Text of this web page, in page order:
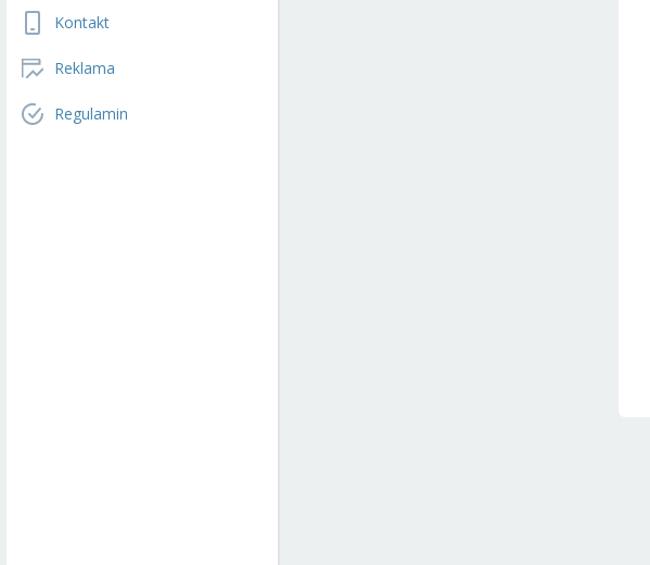
Kontakt
Reklama
Regulamin